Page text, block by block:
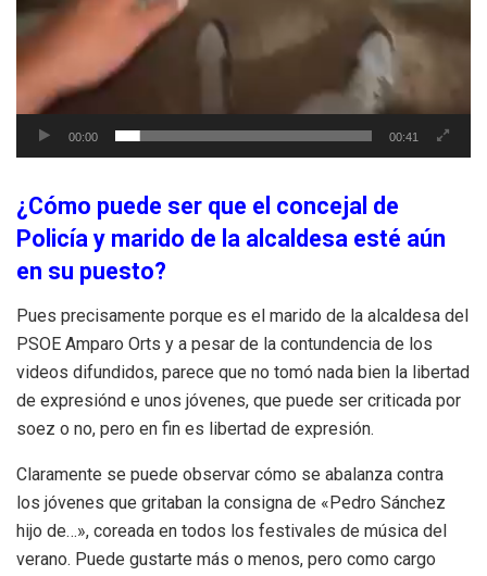
00:00 00:41
¿Cómo puede ser que el concejal de
Policía y marido de la alcaldesa esté aún
en su puesto?
Pues precisamente porque es el marido de la alcaldesa del
PSOE Amparo Orts y a pesar de la contundencia de los
videos difundidos, parece que no tomó nada bien la libertad
de expresiónd e unos jóvenes, que puede ser criticada por
soez o no, pero en fin es libertad de expresión.
Claramente se puede observar cómo se abalanza contra
los jóvenes que gritaban la consigna de «Pedro Sánchez
hijo de…», coreada en todos los festivales de música del
verano. Puede gustarte más o menos, pero como cargo